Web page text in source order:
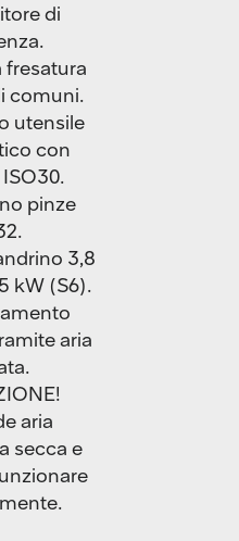
di
fresatura
comuni.
utensile
con
pinze
3,8
kW (S6).
aria
aria
secca e